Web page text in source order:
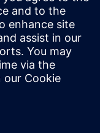
problema
Vremena
dok se